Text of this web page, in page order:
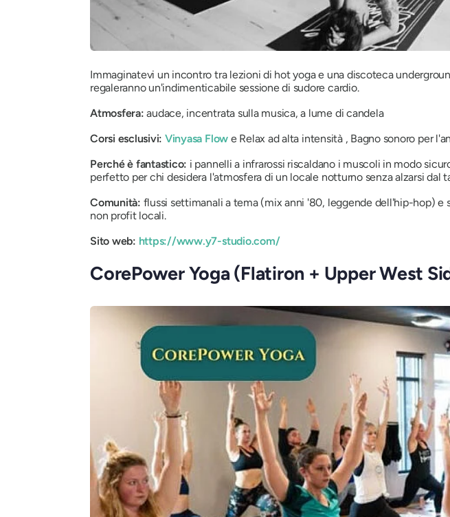
Immaginatevi un incontro tra lezioni di hot yoga e una discoteca
regaleranno un'indimenticabile sessione di sudore cardio.
Atmosfera: audace, incentrata sulla musica, a lume di candela
Corsi esclusivi: Vinyasa Flow e Relax ad alta intensità , Bagno sonoro per
Perché è fantastico: i pannelli a infrarossi riscaldano i muscoli in modo
perfetto per chi desidera l'atmosfera di un locale notturno senza alzarsi dal
Comunità: flussi settimanali a tema (mix anni '80, leggende dell'hip-hop) e
non profit locali.
Sito web: https://www.y7-studio.com/
CorePower Yoga (Flatiron + Upper West